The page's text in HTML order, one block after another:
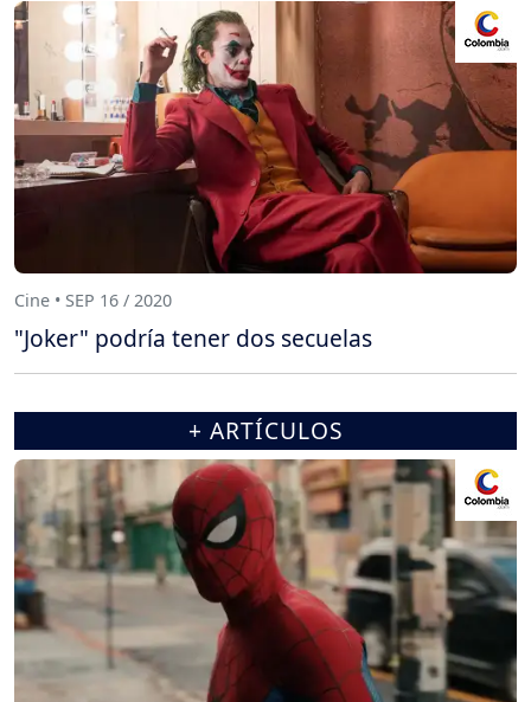
Cine • SEP 16 / 2020
"Joker" podría tener dos secuelas
+ ARTÍCULOS